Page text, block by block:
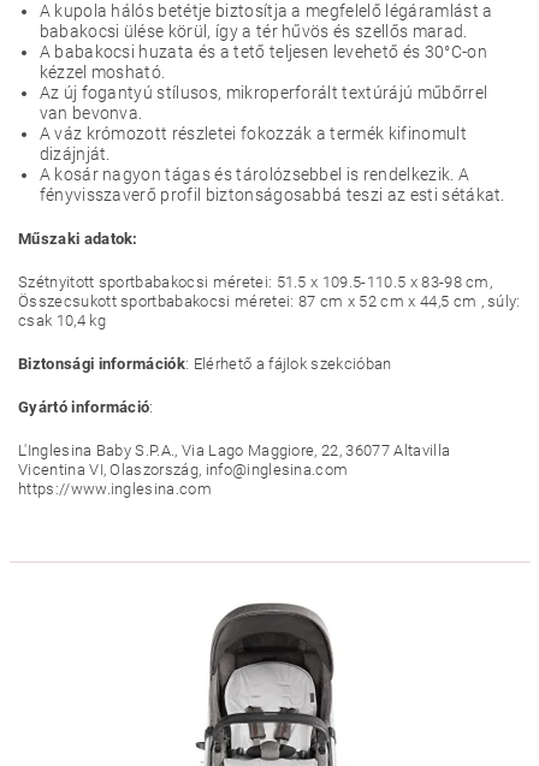
A kupola hálós betétje biztosítja a megfelelő légáramlást a
babakocsi ülése körül, így a tér hűvös és szellős marad.
A babakocsi huzata és a tető teljesen levehető és 30°C-on
kézzel mosható.
Az új fogantyú stílusos, mikroperforált textúrájú műbőrrel
van bevonva.
A váz krómozott részletei fokozzák a termék kifinomult
dizájnját.
A kosár nagyon tágas és tárolózsebbel is rendelkezik. A
fényvisszaverő profil biztonságosabbá teszi az esti sétákat.
Műszaki adatok:
Szétnyitott sportbabakocsi méretei: 51.5 x 109.5-110.5 x 83-98 cm,
Összecsukott sportbabakocsi méretei: 87 cm x 52 cm x 44,5 cm , súly:
csak 10,4 kg
Biztonsági információk: Elérhető a fájlok szekcióban
Gyártó információ:
L'Inglesina Baby S.P.A., Via Lago Maggiore, 22, 36077 Altavilla
Vicentina VI, Olaszország, info@inglesina.com
https://www.inglesina.com